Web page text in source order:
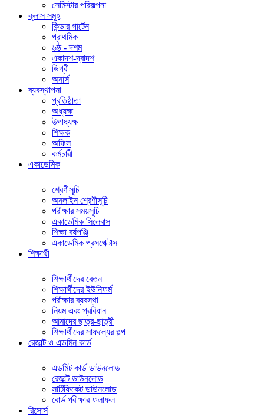
সেমিস্টার পরিকল্পনা
ক্লাস সমূহ
কিন্ডার গার্টেন
প্রাথমিক
৬ষ্ঠ - দশম
একাদশ-দ্বাদশ
ডিগ্রী
অনার্স
ব্যবস্থাপনা
প্রতিষ্ঠাতা
অধ্যক্ষ
উপাধ্যক্ষ
শিক্ষক
অফিস
কর্মচারী
একাডেমিক
শ্রেণীসূচি
অনলাইন শ্রেণীসূচি
পরীক্ষার সময়সূচি
একাডেমিক সিলেবাস
শিক্ষা বর্ষপঞ্জি
একাডেমিক প্রসপেক্টাস
শিক্ষার্থী
শিক্ষার্থীদের বেতন
শিক্ষার্থীদের ইউনিফর্ম
পরীক্ষার ব্যবস্থা
নিয়ম এবং প্রবিধান
আমাদের ছাত্র-ছাত্রী
শিক্ষার্থীদের সাফল্যের গল্প
রেজাল্ট ও এডমিন কার্ড
এডমিট কার্ড ডাউনলোড
রেজাল্ট ডাউনলোড
সার্টিফিকেট ডাউনলোড
বোর্ড পরীক্ষার ফলাফল
রিসোর্স